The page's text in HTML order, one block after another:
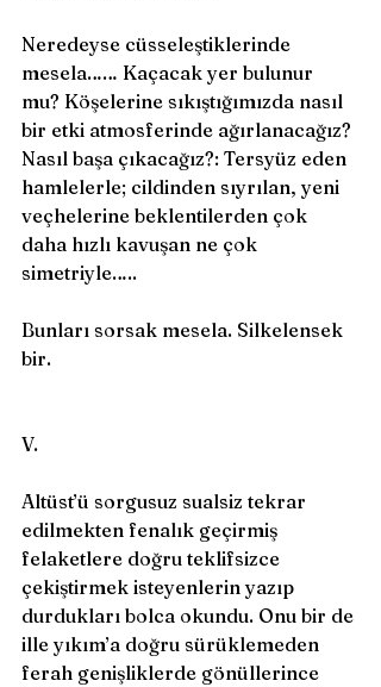
Neredeyse cüsseleştiklerinde
mesela…… Kaçacak yer bulunur
mu? Köşelerine sıkıştığımızda nasıl
bir etki atmosferinde ağırlanacağız?
Nasıl başa çıkacağız?: Tersyüz eden
hamlelerle; cildinden sıyrılan, yeni
veçhelerine beklentilerden çok
daha hızlı kavuşan ne çok
simetriyle…..
Bunları sorsak mesela. Silkelensek
bir.
V.
Altüst’ü sorgusuz sualsiz tekrar
edilmekten fenalık geçirmiş
felaketlere doğru teklifsizce
çekiştirmek isteyenlerin yazıp
durdukları bolca okundu. Onu bir de
ille yıkım’a doğru sürüklemeden
ferah genişliklerde gönüllerince